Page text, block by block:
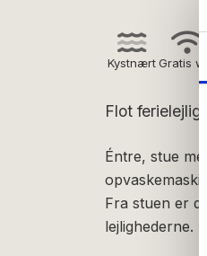
KystnærtGratis wifi
Flot
Éntre, stue
Fra stuen er
lejlighederne.